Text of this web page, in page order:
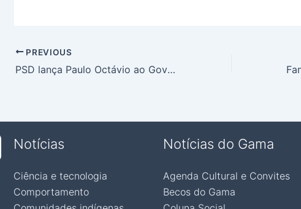
PREVIOUS
PSD lança Paulo Octávio ao Governo do Distrito Federal
Notícias
Ciência e tecnologia
Comportamento
Notícias do Gama
Agenda Cultural e Convites
Becos do Gama